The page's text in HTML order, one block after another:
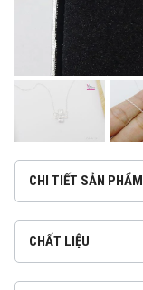
CHI TIẾT SẢN PHẨM
CHẤT LIỆU